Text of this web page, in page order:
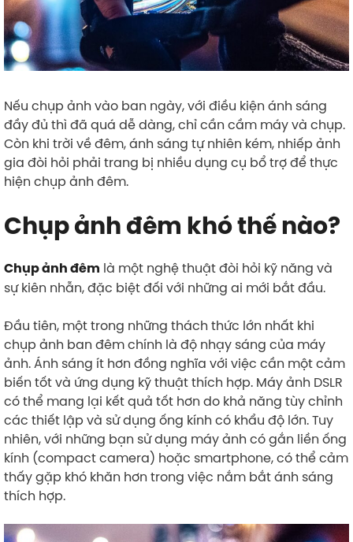
Nếu chụp ảnh vào ban ngày, với điều kiện ánh sáng
đầy đủ thì đã quá dễ dàng, chỉ cần cầm máy và chụp.
Còn khi trời về đêm, ánh sáng tự nhiên kém, nhiếp ảnh
gia đòi hỏi phải trang bị nhiều dụng cụ bổ trợ để thực
hiện chụp ảnh đêm.
Chụp ảnh đêm khó thế nào?
Chụp ảnh đêm là một nghệ thuật đòi hỏi kỹ năng và
sự kiên nhẫn, đặc biệt đối với những ai mới bắt đầu.
Đầu tiên, một trong những thách thức lớn nhất khi
chụp ảnh ban đêm chính là độ nhạy sáng của máy
ảnh. Ánh sáng ít hơn đồng nghĩa với việc cần một cảm
biến tốt và ứng dụng kỹ thuật thích hợp. Máy ảnh DSLR
có thể mang lại kết quả tốt hơn do khả năng tùy chỉnh
các thiết lập và sử dụng ống kính có khẩu độ lớn. Tuy
nhiên, với những bạn sử dụng máy ảnh có gắn liền ống
kính (compact camera) hoặc smartphone, có thể cảm
thấy gặp khó khăn hơn trong việc nắm bắt ánh sáng
thích hợp.